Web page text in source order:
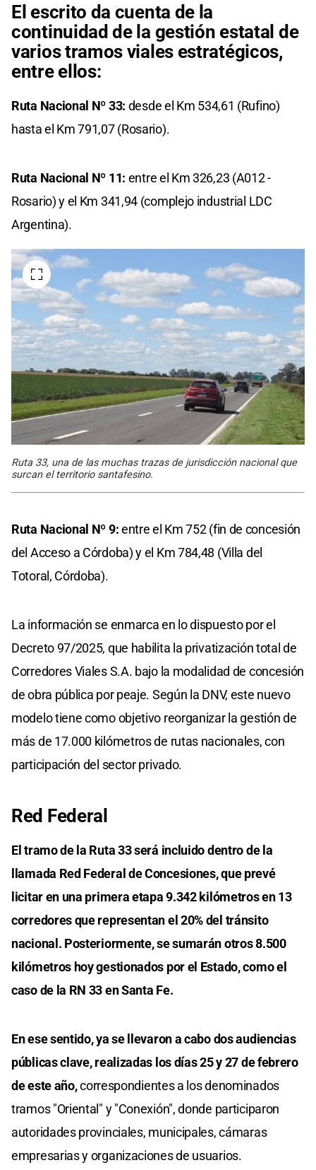
El escrito da cuenta de la
continuidad de la gestión estatal de
varios tramos viales estratégicos,
entre ellos:
Ruta Nacional Nº 33: desde el Km 534,61 (Rufino)
hasta el Km 791,07 (Rosario).
Ruta Nacional Nº 11: entre el Km 326,23 (A012 -
Rosario) y el Km 341,94 (complejo industrial LDC
Argentina).
Ruta 33, una de las muchas trazas de jurisdicción nacional que
surcan el territorio santafesino.
Ruta Nacional Nº 9:entre el Km 752 (fin de concesión
del Acceso a Córdoba) y el Km 784,48 (Villa del
Totoral, Córdoba).
La información se enmarca en lo dispuesto por el
Decreto 97/2025, que habilita la privatización total de
Corredores Viales S.A. bajo la modalidad de concesión
de obra pública por peaje. Según la DNV, este nuevo
modelo tiene como objetivo reorganizar la gestión de
más de 17.000 kilómetros de rutas nacionales, con
participación del sector privado.
Red Federal
El tramo de la Ruta 33 será incluido dentro de la
llamada Red Federal de Concesiones, que prevé
licitar en una primera etapa 9.342 kilómetros en 13
corredores que representan el 20% del tránsito
nacional. Posteriormente, se sumarán otros 8.500
kilómetros hoy gestionados por el Estado, como el
caso de la RN 33 en Santa Fe.
En ese sentido, ya se llevaron a cabo dos audiencias
públicas clave, realizadas los días 25 y 27 de febrero
de este año,correspondientes a los denominados
tramos "Oriental" y "Conexión", donde participaron
autoridades provinciales, municipales, cámaras
empresarias y organizaciones de usuarios.